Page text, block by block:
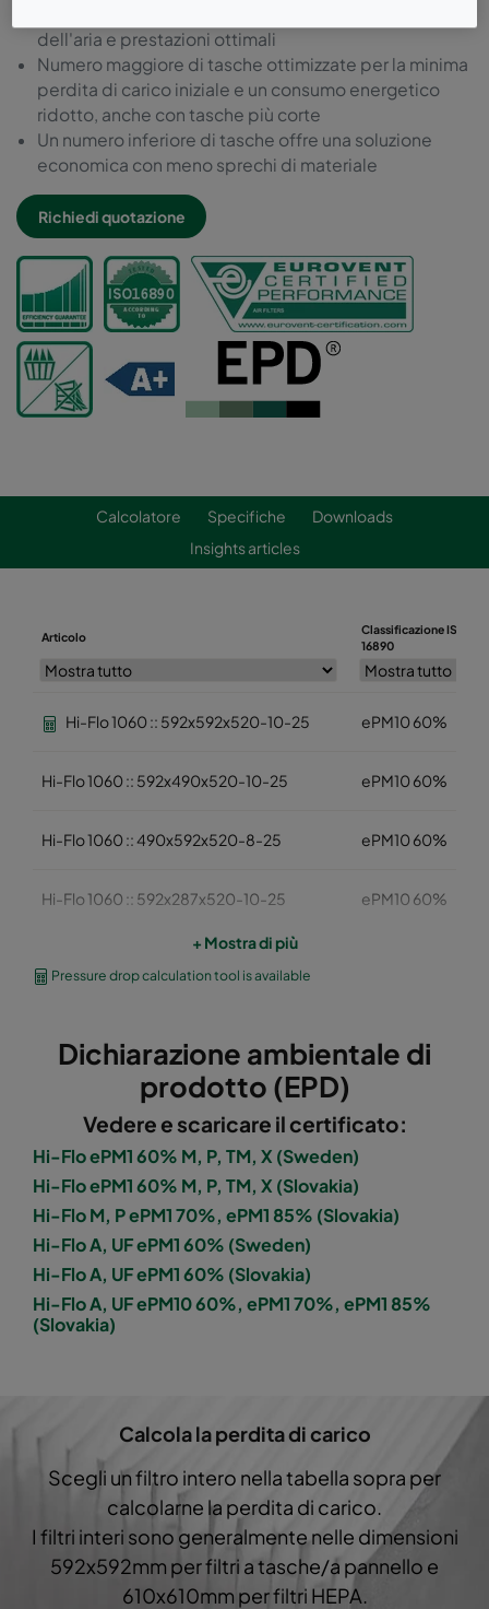
dell'aria e prestazioni ottimali
Numero maggiore di tasche ottimizzate per la minima
perdita di carico iniziale e un consumo energetico
ridotto, anche con tasche più corte
Un numero inferiore di tasche offre una soluzione
economica con meno sprechi di materiale
Richiedi quotazione
Calcolatore Specifiche
Downloads
Insights articles
Articolo
Classificazione ISO
16890
Hi-Flo 1060 :: 592x592x520-10-25 ePM10 60%
Hi-Flo 1060 :: 592x490x520-10-25 ePM10 60%
Hi-Flo 1060 :: 490x592x520-8-25 ePM10 60%
Hi-Flo 1060 :: 592x287x520-10-25 ePM10 60%
Hi-Flo 1060 :: 287x592x520-5-25
Hi-Flo 1060 :: 592x892x520-10-25
Hi-Flo 1060 :: 490x892x520-8-25 ePM10 60%
Hi-Flo 1060 :: 287x892x520-5-25
Hi-Flo 1060 :: 592x592x600-8-25
Hi-Flo 1060 :: 592x490x600-8-25 ePM10 60%
Hi-Flo 1060 :: 592x287x600-8-25 ePM10 60%
Hi-Flo 1060 :: 287x592x600-4-25 ePM10 60%
Hi-Flo 1060 :: 287x287x600-4-25 ePM10 60%
+ Mostra di più
Pressure drop calculation tool is available
Dichiarazione ambientale di
prodotto (EPD)
Vedere e scaricare il certificato:
Hi-Flo ePM1 60% M, P, TM, X (Sweden)
Hi-Flo ePM1 60% M, P, TM, X (Slovakia)
Hi-Flo M, P ePM1 70%, ePM1 85% (Slovakia)
Hi-Flo A, UF ePM1 60% (Sweden)
Hi-Flo A, UF ePM1 60% (Slovakia)
Hi-Flo A, UF ePM10 60%, ePM1 70%, ePM1 85%
(Slovakia)
Calcola la perdita di carico
Scegli un filtro intero nella tabella sopra per
calcolarne la perdita di carico.
I filtri interi sono generalmente nelle dimensioni
592x592mm per filtri a tasche/a pannello e
610x610mm per filtri HEPA.